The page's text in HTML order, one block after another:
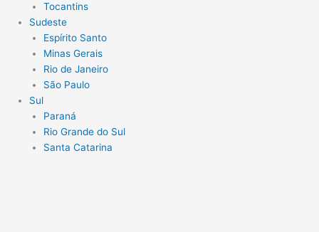
Tocantins
Sudeste
Espírito Santo
Minas Gerais
Rio de Janeiro
São Paulo
Sul
Paraná
Rio Grande do Sul
Santa Catarina